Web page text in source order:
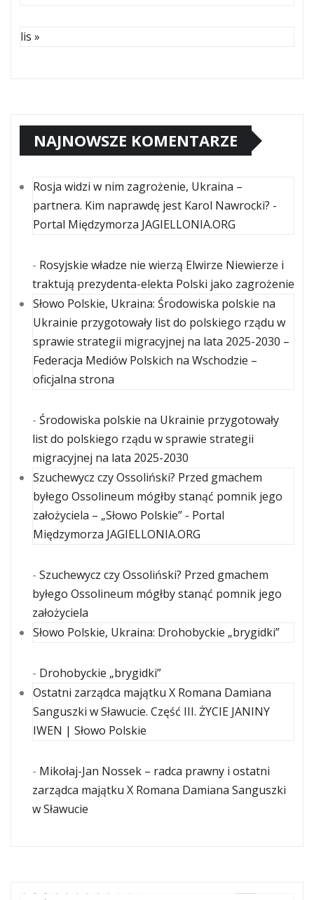
lis »
NAJNOWSZE KOMENTARZE
Rosja widzi w nim zagrożenie, Ukraina –
partnera. Kim naprawdę jest Karol Nawrocki? -
Portal Międzymorza JAGIELLONIA.ORG
- Rosyjskie władze nie wierzą Elwirze Niewierze i
traktują prezydenta-elekta Polski jako zagrożenie
Słowo Polskie, Ukraina: Środowiska polskie na
Ukrainie przygotowały list do polskiego rządu w
sprawie strategii migracyjnej na lata 2025-2030 –
Federacja Mediów Polskich na Wschodzie –
oficjalna strona
- Środowiska polskie na Ukrainie przygotowały
list do polskiego rządu w sprawie strategii
migracyjnej na lata 2025-2030
Szuchewycz czy Ossoliński? Przed gmachem
byłego Ossolineum mógłby stanąć pomnik jego
założyciela – „Słowo Polskie” - Portal
Międzymorza JAGIELLONIA.ORG
- Szuchewycz czy Ossoliński? Przed gmachem
byłego Ossolineum mógłby stanąć pomnik jego
założyciela
Słowo Polskie, Ukraina: Drohobyckie „brygidki”
- Drohobyckie „brygidki”
Ostatni zarządca majątku X Romana Damiana
Sanguszki w Sławucie. Część III. ŻYCIE JANINY
IWEN | Słowo Polskie
- Mikołaj-Jan Nossek – radca prawny i ostatni
zarządca majątku X Romana Damiana Sanguszki
w Sławucie